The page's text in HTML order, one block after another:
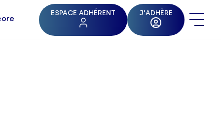
ESPACE ADHÉRENT J'ADHÈRE